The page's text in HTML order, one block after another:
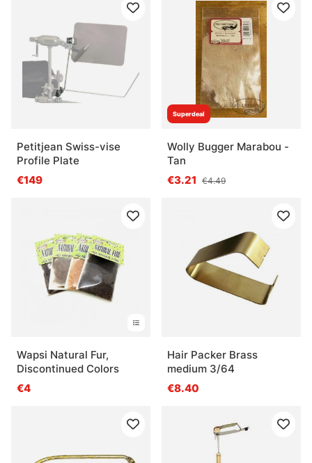
Petitjean Swiss-vise
Profile Plate
€149
Superdeal
Wolly Bugger Marabou -
Tan
€3.21 €4.49
Wapsi Natural Fur,
Discontinued Colors
€4
Hair Packer Brass
medium 3/64
€8.40